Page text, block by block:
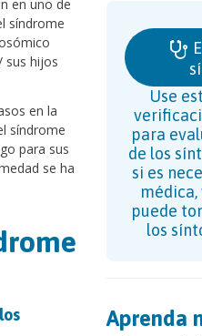
en uno de
síndrome
sus hijos
en la
síndrome
para sus
se ha
Use
para
de los
si es
médica,
puede
los
Aprenda